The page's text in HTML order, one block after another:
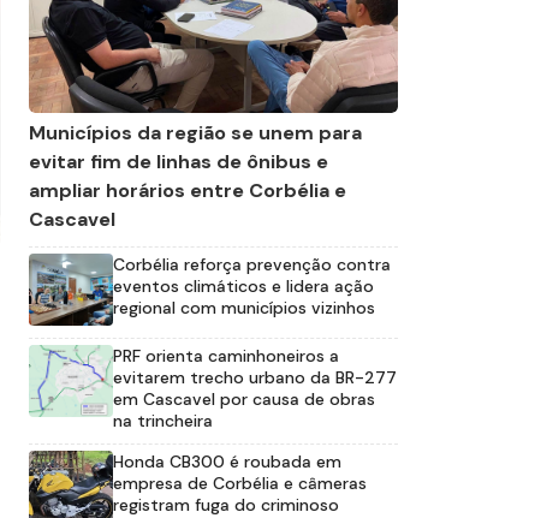
Municípios da região se unem para
evitar fim de linhas de ônibus e
ampliar horários entre Corbélia e
Cascavel
Corbélia reforça prevenção contra
eventos climáticos e lidera ação
regional com municípios vizinhos
PRF orienta caminhoneiros a
evitarem trecho urbano da BR-277
em Cascavel por causa de obras
na trincheira
Honda CB300 é roubada em
empresa de Corbélia e câmeras
registram fuga do criminoso